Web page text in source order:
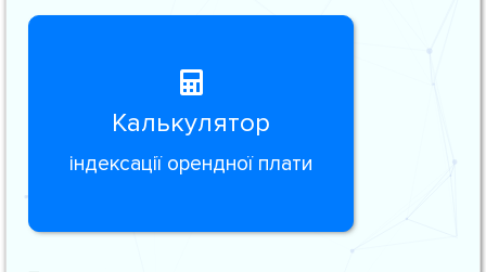
Калькулятор
індексації орендної плати